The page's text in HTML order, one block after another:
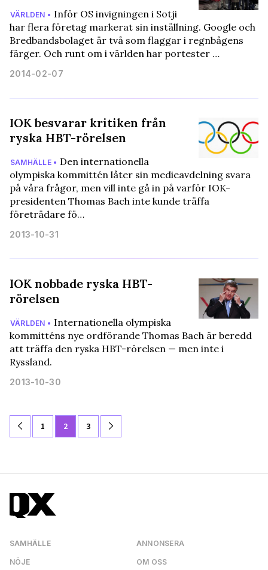
VÄRLDEN • Inför OS invigningen i Sotji
har flera företag markerat sin inställning. Google och
Bredbandsbolaget är två som flaggar i regnbågens
färger. Och runt om i världen har portester …
2014-02-07
IOK besvarar kritiken från
ryska HBT-rörelsen
SAMHÄLLE • Den internationella
olympiska kommittén låter sin medieavdelning svara
på våra frågor, men vill inte gå in på varför IOK-
presidenten Thomas Bach inte kunde träffa
företrädare fö…
2013-10-31
IOK nobbade ryska HBT-
rörelsen
VÄRLDEN • Internationella olympiska
kommitténs nye ordförande Thomas Bach är beredd
att träffa den ryska HBT-rörelsen — men inte i
Ryssland.
2013-10-30
1 2 3
SAMHÄLLE
NÖJE
ANNONSERA
OM OSS